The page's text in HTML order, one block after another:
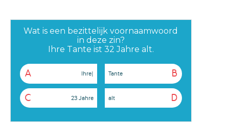
Wat is een bezittelijk voornaamwoord
in deze zin?
Ihre Tante ist 32 Jahre alt.
A Ihre| B
Tante
C 23 Jahre D
alt